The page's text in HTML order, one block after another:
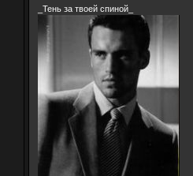
_Тень за твоей спиной_